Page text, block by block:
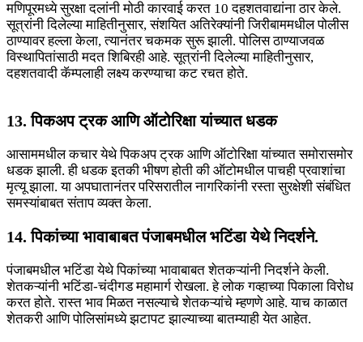
मणिपूरमध्ये सुरक्षा दलांनी मोठी कारवाई करत 10 दहशतवाद्यांना ठार केले.
सूत्रांनी दिलेल्या माहितीनुसार, संशयित अतिरेक्यांनी जिरीबाममधील पोलीस
ठाण्यावर हल्ला केला, त्यानंतर चकमक सुरू झाली. पोलिस ठाण्याजवळ
विस्थापितांसाठी मदत शिबिरही आहे. सूत्रांनी दिलेल्या माहितीनुसार,
दहशतवादी कॅम्पलाही लक्ष्य करण्याचा कट रचत होते.
13. पिकअप ट्रक आणि ऑटोरिक्षा यांच्यात धडक
आसाममधील कचार येथे पिकअप ट्रक आणि ऑटोरिक्षा यांच्यात समोरासमोर
धडक झाली. ही धडक इतकी भीषण होती की ऑटोमधील पाचही प्रवाशांचा
मृत्यू झाला. या अपघातानंतर परिसरातील नागरिकांनी रस्ता सुरक्षेशी संबंधित
समस्यांबाबत संताप व्यक्त केला.
14. पिकांच्या भावाबाबत पंजाबमधील भटिंडा येथे निदर्शने.
पंजाबमधील भटिंडा येथे पिकांच्या भावाबाबत शेतकऱ्यांनी निदर्शने केली.
शेतकऱ्यांनी भटिंडा-चंदीगड महामार्ग रोखला. हे लोक गव्हाच्या पिकाला विरोध
करत होते. रास्त भाव मिळत नसल्याचे शेतकऱ्यांचे म्हणणे आहे. याच काळात
शेतकरी आणि पोलिसांमध्ये झटापट झाल्याच्या बातम्याही येत आहेत.